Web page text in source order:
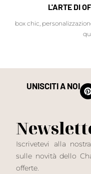
L'ARTE DI
box chic,
UNISCITI A NOI
Iscrivetevi alla
sulle novità dello
offerte.